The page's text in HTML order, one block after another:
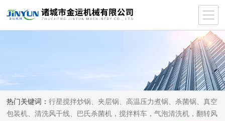
热门关键词：行星搅拌炒锅、夹层锅、高温压力煮锅、杀菌锅、真空
包装机、清洗风干线、巴氏杀菌机，搅拌料车，气泡清洗机，翻转风